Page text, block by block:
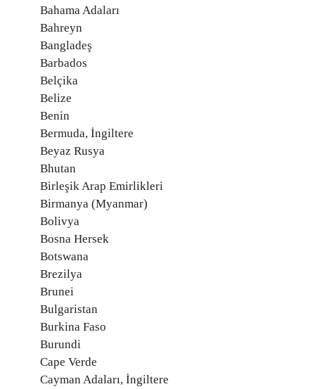
Bahama Adaları
Bahreyn
Bangladeş
Barbados
Belçika
Belize
Benin
Bermuda, İngiltere
Beyaz Rusya
Bhutan
Birleşik Arap Emirlikleri
Birmanya (Myanmar)
Bolivya
Bosna Hersek
Botswana
Brezilya
Brunei
Bulgaristan
Burkina Faso
Burundi
Cape Verde
Cayman Adaları, İngiltere